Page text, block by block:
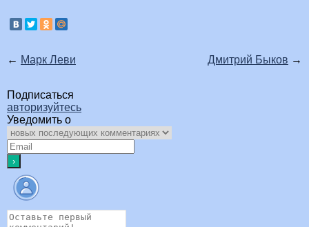
← Марк Леви Дмитрий Быков →
Подписаться
авторизуйтесь
Уведомить о